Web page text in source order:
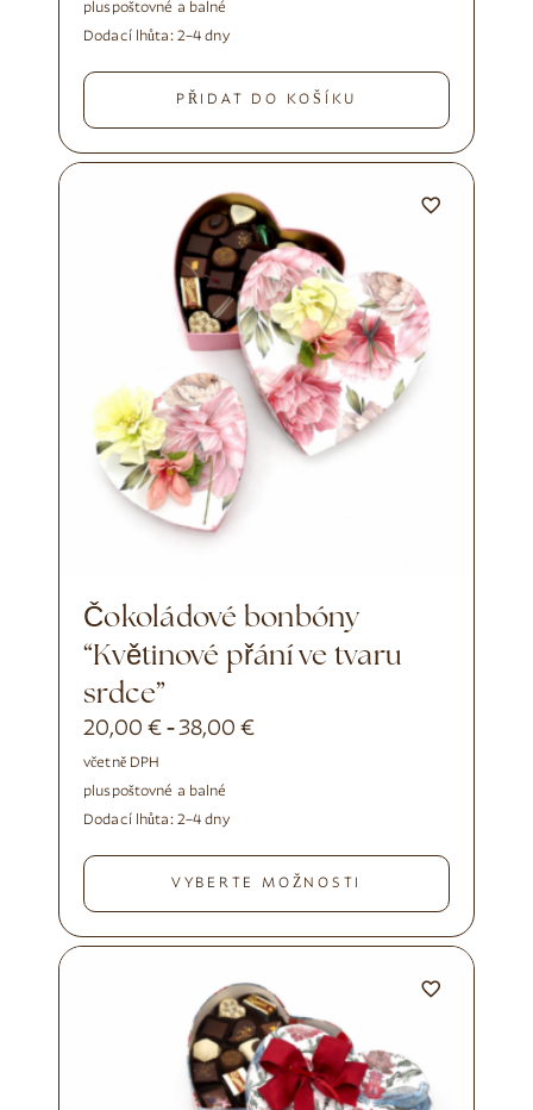
pluspoštovné a balné
Dodací lhůta: 2–4 dny
PŘIDAT DO KOŠÍKU
Čokoládové bonbóny
“Květinové přání ve tvaru
srdce”
20,00€ -38,00€
včetně DPH
pluspoštovné a balné
Dodací lhůta: 2–4 dny
VYBERTE MOŽNOSTI